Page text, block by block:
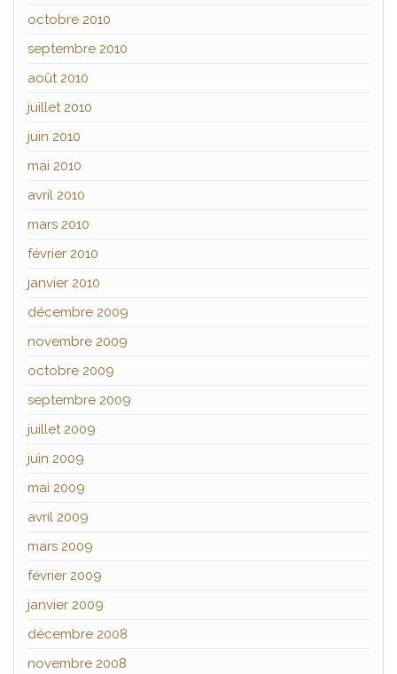
octobre 2010
septembre 2010
août 2010
juillet 2010
juin 2010
mai 2010
avril 2010
mars 2010
février 2010
janvier 2010
décembre 2009
novembre 2009
octobre 2009
septembre 2009
juillet 2009
juin 2009
mai 2009
avril 2009
mars 2009
février 2009
janvier 2009
décembre 2008
novembre 2008